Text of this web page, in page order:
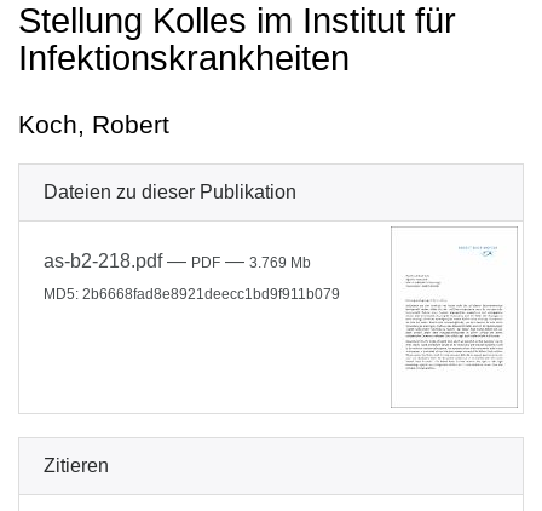
Stellung Kolles im Institut für
Infektionskrankheiten
Koch, Robert
Dateien zu dieser Publikation
as-b2-218.pdf— PDF — 3.769 Mb
MD5: 2b6668fad8e8921deecc1bd9f911b079
Zitieren